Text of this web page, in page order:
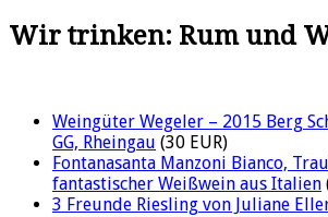
Wir trinken: Rum und
Weingüter Wegeler – 2015 Berg
GG, Rheingau (30 EUR)
Fontanasanta Manzoni Bianco,
fantastischer Weißwein aus Italien
3 Freunde Riesling von Juliane